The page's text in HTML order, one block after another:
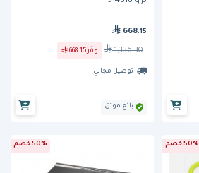
668.15
1,336.30 وفّر 668.15
توصيل مجاني
بائع موثق
50% خصم 50% خصم